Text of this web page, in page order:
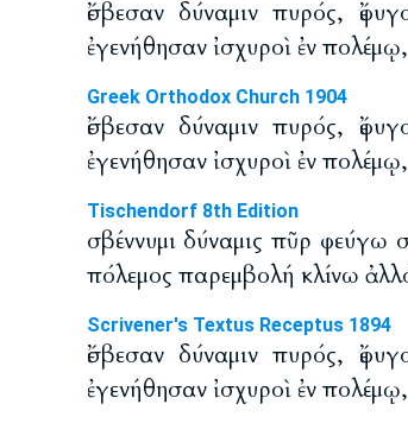
ἔσβεσαν δύναμιν πυρός,
ἐγενήθησαν ἰσχυροὶ ἐν
Greek Orthodox Church 1904
ἔσβεσαν δύναμιν πυρός,
ἐγενήθησαν ἰσχυροὶ ἐν
Tischendorf 8th Edition
σβέννυμι δύναμις πῦρ φεύγω
πόλεμος παρεμβολή κλίνω
Scrivener's Textus Receptus 1894
ἔσβεσαν δύναμιν πυρός,
ἐγενήθησαν ἰσχυροὶ ἐν